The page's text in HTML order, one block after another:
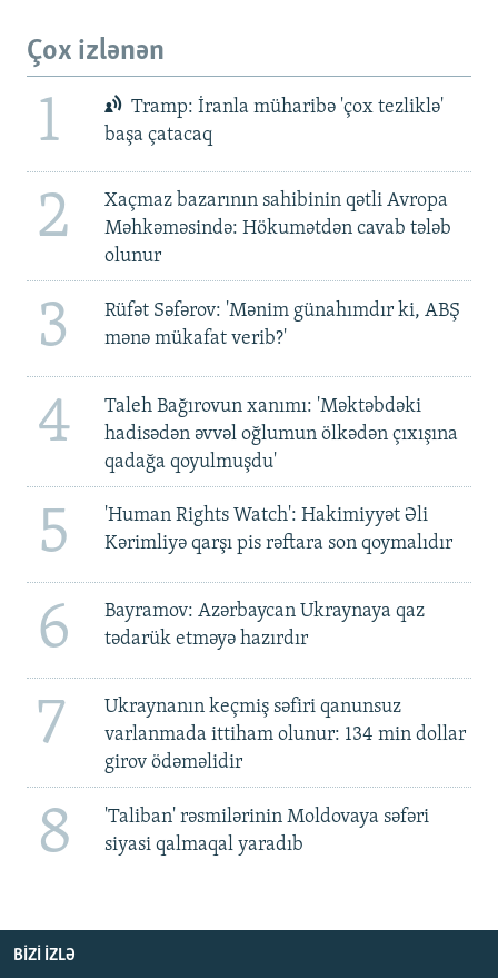
Çox izlənən
1
Tramp: İranla müharibə 'çox tezliklə'
başa çatacaq
2
Xaçmaz bazarının sahibinin qətli Avropa
Məhkəməsində: Hökumətdən cavab tələb
olunur
3
Rüfət Səfərov: 'Mənim günahımdır ki, ABŞ
mənə mükafat verib?'
4
Taleh Bağırovun xanımı: 'Məktəbdəki
hadisədən əvvəl oğlumun ölkədən çıxışına
qadağa qoyulmuşdu'
5
'Human Rights Watch': Hakimiyyət Əli
Kərimliyə qarşı pis rəftara son qoymalıdır
6
Bayramov: Azərbaycan Ukraynaya qaz
tədarük etməyə hazırdır
7
Ukraynanın keçmiş səfiri qanunsuz
varlanmada ittiham olunur: 134 min dollar
girov ödəməlidir
8
'Taliban' rəsmilərinin Moldovaya səfəri
siyasi qalmaqal yaradıb
BIZI IZLƏ